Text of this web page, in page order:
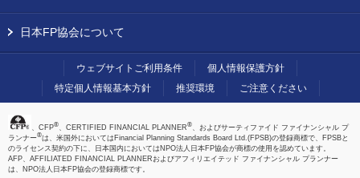
日本FP協会について
ウェブサイトご利用条件
個人情報保護方針
特定個人情報基本方針
推奨環境 ご注意ください
、CFP®、CERTIFIED FINANCIAL PLANNER®、およびサーティファイド ファイナンシャル プ
ランナー®は、米国外においてはFinancial Planning Standards Board Ltd.(FPSB)の登録商標で、FPSBと
のライセンス契約の下に、日本国内においてはNPO法人日本FP協会が商標の使用を認めています。
AFP、AFFILIATED FINANCIAL PLANNERおよびアフィリエイテッド ファイナンシャル プランナー
は、NPO法人日本FP協会の登録商標です。